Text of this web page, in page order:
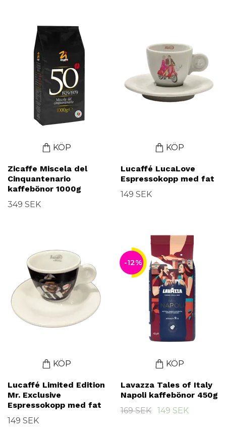
KÖP
Zicaffe Miscela del
Cinquantenario
kaffebönor 1000g
349 SEK
KÖP
Lucaffé LucaLove
Espressokopp med fat
149 SEK
KÖP
Lucaffé Limited Edition
Mr. Exclusive
Espressokopp med fat
149 SEK
-12%
KÖP
Lavazza Tales of Italy
Napoli kaffebönor 450g
169 SEK
149 SEK